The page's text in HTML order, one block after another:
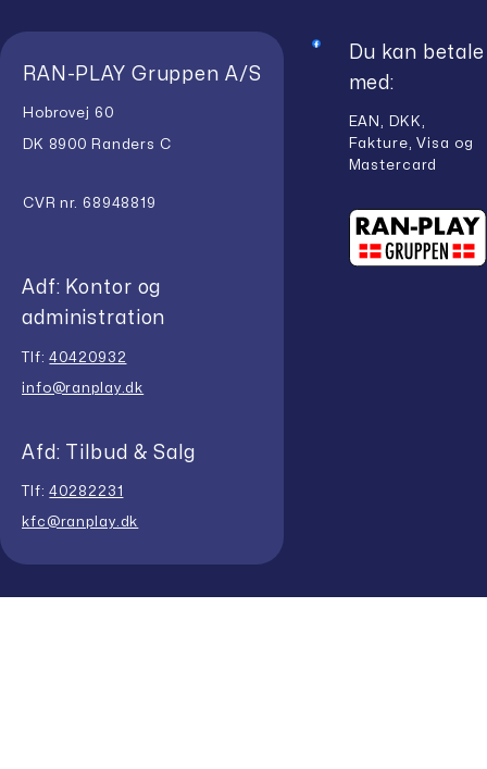
RAN-PLAY Gruppen A/S
Hobrovej 60
DK 8900 Randers C
CVR nr. 68948819
Adf: Kontor og
administration
Tlf:40420932
info@ranplay.dk
Afd: Tilbud & Salg
Tlf:40282231
kfc@ranplay.dk
Du kan betale
med:
EAN, DKK,
Fakture, Visa og
Mastercard